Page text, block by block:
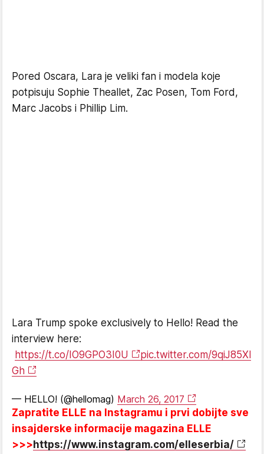
Pored Oscara, Lara je veliki fan i modela koje
potpisuju Sophie Theallet, Zac Posen, Tom Ford,
Marc Jacobs i Phillip Lim.
Lara Trump spoke exclusively to Hello! Read the
interview here:
https://t.co/IO9GPO3I0U
pic.twitter.com/9qiJ85Xl
Gh
— HELLO! (@hellomag) March 26, 2017
Zapratite ELLE na Instagramu i prvi dobijte sve
insajderske informacije magazina ELLE
>>>https://www.instagram.com/elleserbia/